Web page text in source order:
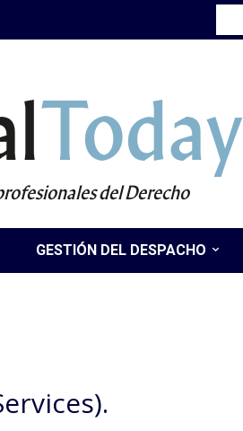
Today
del Derecho
GESTIÓN DEL DESPACHO
).